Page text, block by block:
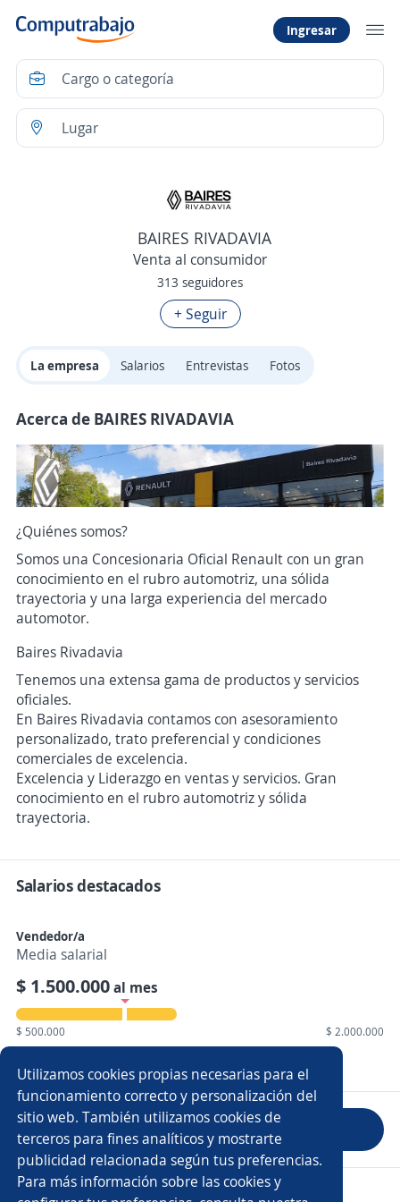
Utilizamos cookies propias necesarias para el
funcionamiento correcto y personalización del
sitio web. También utilizamos cookies de
terceros para fines analíticos y mostrarte
publicidad relacionada según tus preferencias.
Para más información sobre las cookies y
Ingresar
BAIRES RIVADAVIA
Venta al consumidor
313 seguidores
+ Seguir
La empresa Salarios Entrevistas Fotos
Acerca de BAIRES RIVADAVIA
¿Quiénes somos?
Somos una Concesionaria Oficial Renault con un gran
conocimiento en el rubro automotriz, una sólida
trayectoria y una larga experiencia del mercado
automotor.
Baires Rivadavia
Tenemos una extensa gama de productos y servicios
oficiales.
En Baires Rivadavia contamos con asesoramiento
personalizado, trato preferencial y condiciones
comerciales de excelencia.
Excelencia y Liderazgo en ventas y servicios. Gran
conocimiento en el rubro automotriz y sólida
trayectoria.
Salarios destacados
Vendedor/a
Media salarial
$ 1.500.000al mes
$ 500.000 $ 2.000.000
Mostrar 7 salarios
Evaluar empresa
Copyright 2014 - 2026 DGNET LTD.